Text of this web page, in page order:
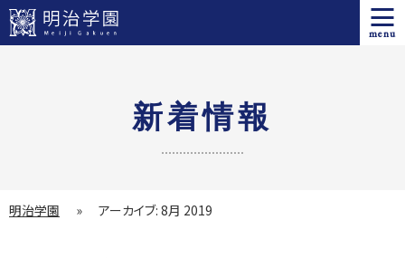
menu
新着情報
明治学園 » アーカイブ: 8月 2019